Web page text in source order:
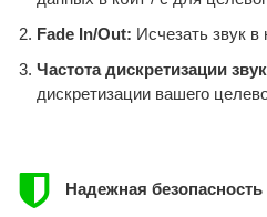
Fade In/Out: Исчезать звук
Частота дискретизации
дискретизации вашего
Надежная безопасность